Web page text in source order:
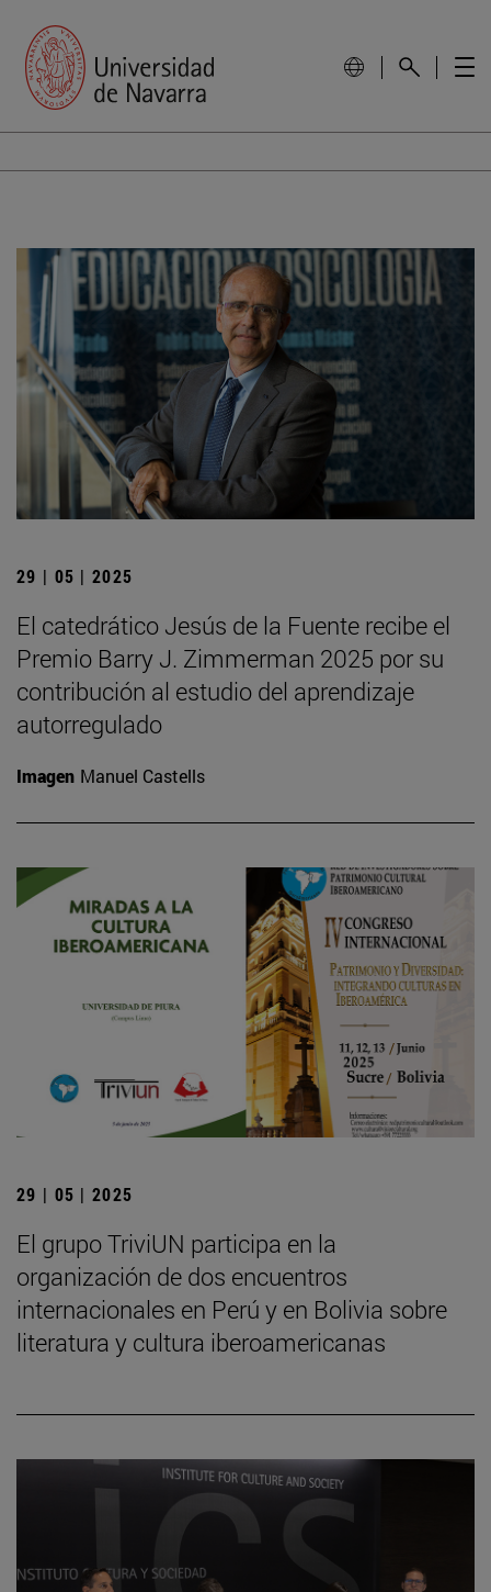
29 | 05 | 2025
El catedrático Jesús de la Fuente recibe el
Premio Barry J. Zimmerman 2025 por su
contribución al estudio del aprendizaje
autorregulado
Imagen Manuel Castells
29 | 05 | 2025
El grupo TriviUN participa en la
organización de dos encuentros
internacionales en Perú y en Bolivia sobre
literatura y cultura iberoamericanas